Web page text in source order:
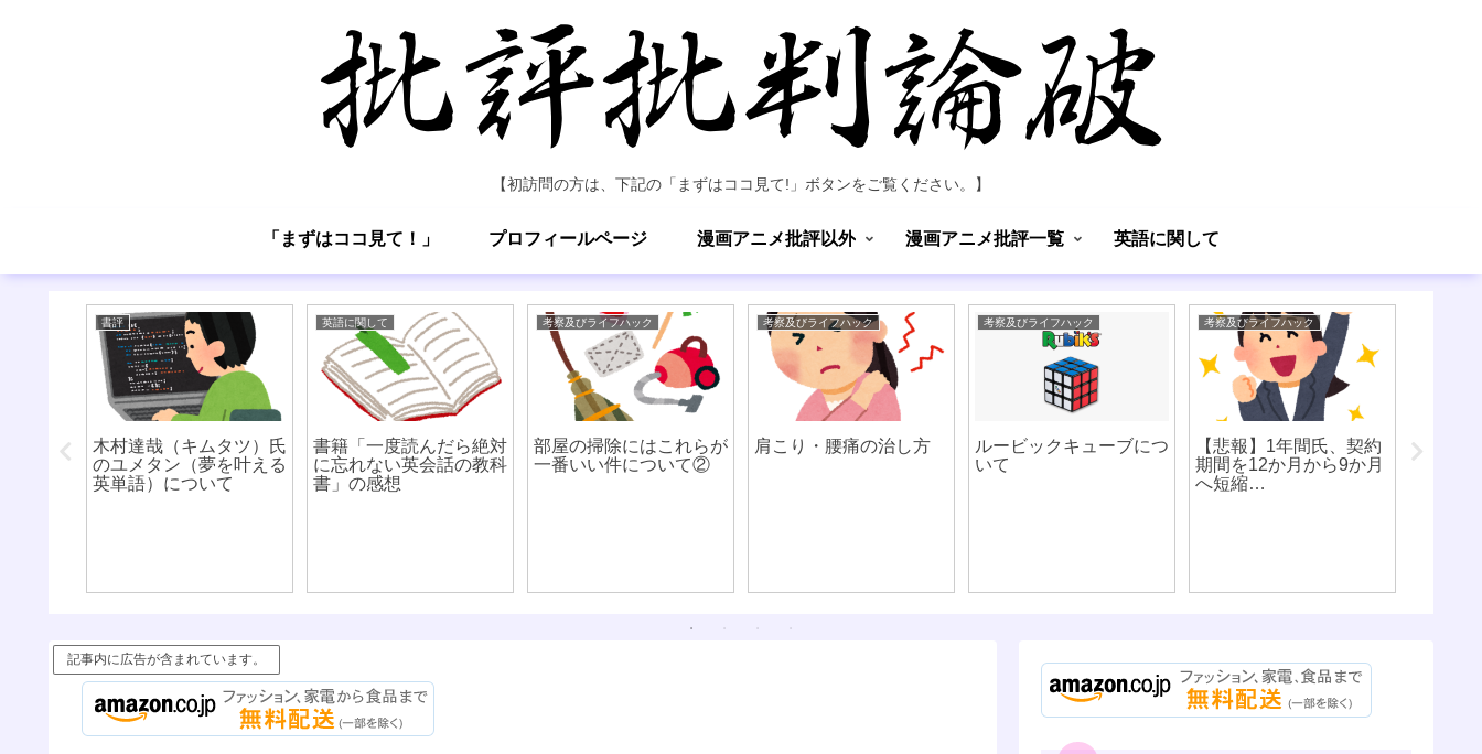
【初訪問の方は、下記の「まずはココ見て!」ボタンをご覧ください。】
「まずはココ見て！」 プロフィールページ 漫画アニメ批評以外 漫画アニメ批評一覧 英語に関して
らない
書評
木村達哉（キムタツ）氏
のユメタン（夢を叶える
英単語）について
英語に関して
書籍「一度読んだら絶対
に忘れない英会話の教科
書」の感想
考察及びライフハック
部屋の掃除にはこれらが
一番いい件について②
考察及びライフハック
肩こり・腰痛の治し方
考察及びライフハック
ルービックキューブにつ
いて
考察及びライフハック
【悲報】1年間氏、契約
期間を12か月から9か月
へ短縮…
どの英
ついて
記事内に広告が含まれています。